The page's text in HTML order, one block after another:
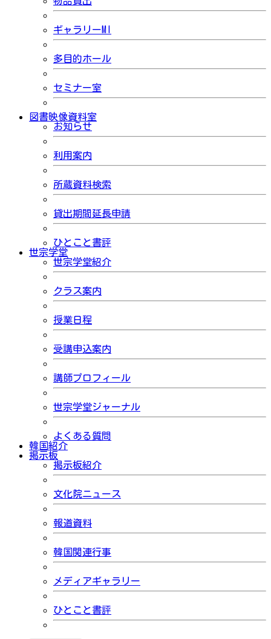
ギャラリーMI
多目的ホール
セミナー室
図書映像資料室
お知らせ
利用案内
所蔵資料検索
貸出期間延長申請
ひとこと書評
世宗学堂
世宗学堂紹介
クラス案内
授業日程
受講申込案内
講師プロフィール
世宗学堂ジャーナル
よくある質問
韓国紹介
掲示板
掲示板紹介
文化院ニュース
報道資料
韓国関連行事
メディアギャラリー
ひとこと書評